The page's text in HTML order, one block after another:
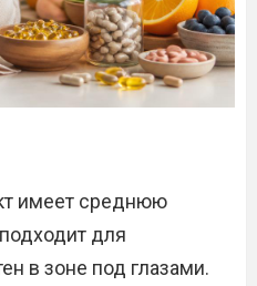
имеет среднюю
для
в зоне под глазами.